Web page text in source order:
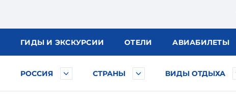
ГИДЫ И ЭКСКУРСИИ ОТЕЛИ АВИАБИЛЕТЫ
РОССИЯ СТРАНЫ ВИДЫ ОТДЫХА